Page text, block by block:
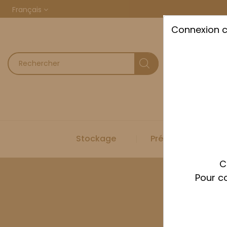
Français
Stockage Préparation
Connexion
Pour